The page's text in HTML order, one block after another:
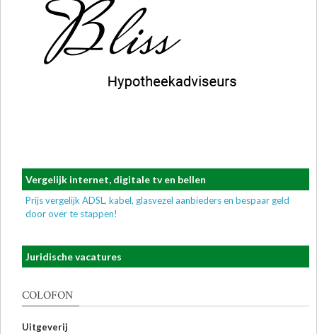
Vergelijk internet, digitale tv en bellen
Prijs vergelijk ADSL, kabel, glasvezel aanbieders en bespaar geld
door over te stappen!
Juridische vacatures
COLOFON
Uitgeverij